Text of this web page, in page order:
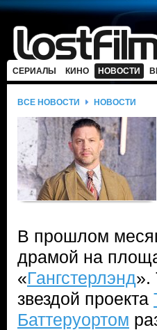
СЕРИАЛЫ КИНО НОВОСТИ
ВСЕ НОВОСТИ НОВОСТИ
В прошлом
драмой на
«Гангстерлэнд».
звездой проекта
Баттеруортом